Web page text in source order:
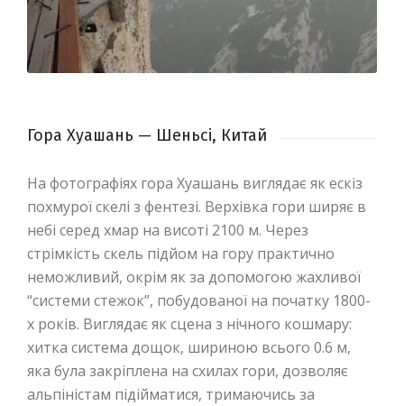
Гора Хуашань — Шеньсі, Китай
На фотографіях гора Хуашань виглядає як ескіз
похмурої скелі з фентезі. Верхівка гори ширяє в
небі серед хмар на висоті 2100 м. Через
стрімкість скель підйом на гору практично
неможливий, окрім як за допомогою жахливої
“системи стежок”, побудованої на початку 1800-
х років. Виглядає як сцена з нічного кошмару:
хитка система дощок, шириною всього 0.6 м,
яка була закріплена на схилах гори, дозволяє
альпіністам підійматися, тримаючись за